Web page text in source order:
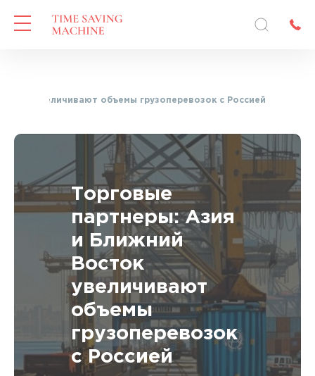
увеличивают объемы грузоперевозок с Россией
Торговые
партнеры: Азия
и Ближний
Восток
увеличивают
объемы
грузоперевозок
с Россией